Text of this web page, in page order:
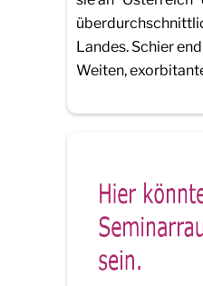
Landes. Schier
Weiten,